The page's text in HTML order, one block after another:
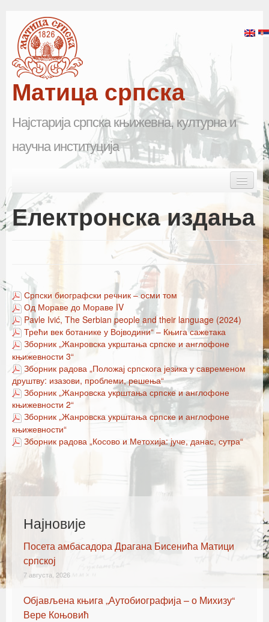
Матица српска
Најстарија српска књижевна, културна и
научна институција
Почетна
Матица српска
Летопис Матице српске
Гласник Матице српске
Е–издања
Вести
Најаве
Електронска издања
Српски биографски речник – осми том
Од Мораве до Мораве IV
Pavle Ivić, The Serbian people and their language (2024)
Трећи век ботанике у Војводини“ – Књига сажетака
Зборник „Жанровска укрштања српске и англофоне
књижевности 3“
Зборник радова „Положај српскога језика у савременом
друштву: изазови, проблеми, решења“
Зборник „Жанровска укрштања српске и англофоне
књижевности 2“
Зборник „Жанровска укрштања српске и англофоне
књижевности“
Зборник радова „Косово и Метохија: јуче, данас, сутра“
Најновије
Посета амбасадора Драгана Бисенића Матици
српској
7 августа, 2026
Oбјављена књигa „Аутобиографија – о Михизу“
Вере Коњовић